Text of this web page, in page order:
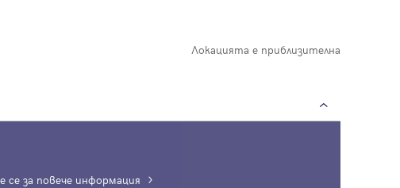
Локацията е приблизителна
се за повече информация